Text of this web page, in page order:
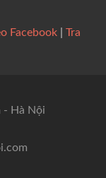
Facebook
Tra
- Hà Nội